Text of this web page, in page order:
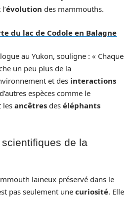
évolution des mammouths.
du lac de Codole en Balagne
au Yukon, souligne : « Chaque
un peu plus de la
et des interactions
espèces comme le
les ancêtres des éléphants
de la
laineux préservé dans le
pas seulement une curiosité. Elle